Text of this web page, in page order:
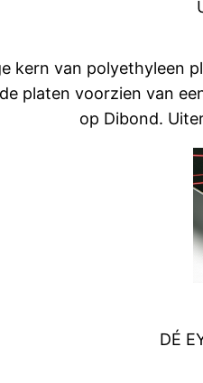
kern van polyethyleen
platen voorzien van
op Dibond.
DÉ